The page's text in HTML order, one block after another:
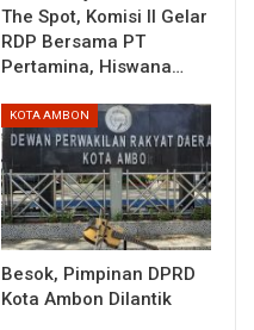
The Spot, Komisi II Gelar
RDP Bersama PT
Pertamina, Hiswana…
KOTA AMBON
Besok, Pimpinan DPRD
Kota Ambon Dilantik